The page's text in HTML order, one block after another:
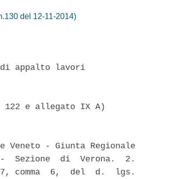
del 12-11-2014)
appalto lavori
122 e allegato IX A)
Veneto - Giunta Regionale
Sezione  di  Verona.  2.
comma  6,  del  d.  lgs.